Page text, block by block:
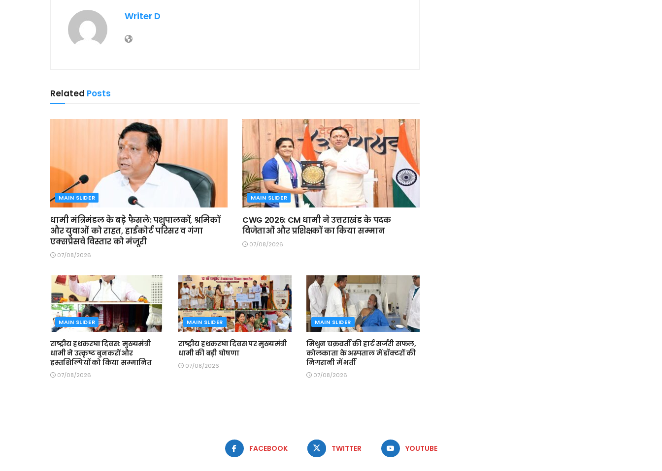
Writer D
Related Posts
MAIN SLIDER
धामी मंत्रिमंडल के बड़े फैसले: पशुपालकों, श्रमिकों
और युवाओं को राहत, हाईकोर्ट परिसर व गंगा
एक्सप्रेसवे विस्तार को मंजूरी
07/08/2026
MAIN SLIDER
CWG 2026: CM धामी ने उत्तराखंड के पदक
विजेताओं और प्रशिक्षकों का किया सम्मान
07/08/2026
MAIN SLIDER
राष्ट्रीय हथकरघा दिवस: मुख्यमंत्री
धामी ने उत्कृष्ट बुनकरों और
हस्तशिल्पियों को किया सम्मानित
07/08/2026
MAIN SLIDER
राष्ट्रीय हथकरघा दिवस पर मुख्यमंत्री
धामी की बड़ी घोषणा
07/08/2026
MAIN SLIDER
मिथुन चक्रवर्ती की हार्ट सर्जरी सफल,
कोलकाता के अस्पताल में डॉक्टरों की
निगरानी में भर्ती
07/08/2026
FACEBOOK TWITTER YOUTUBE